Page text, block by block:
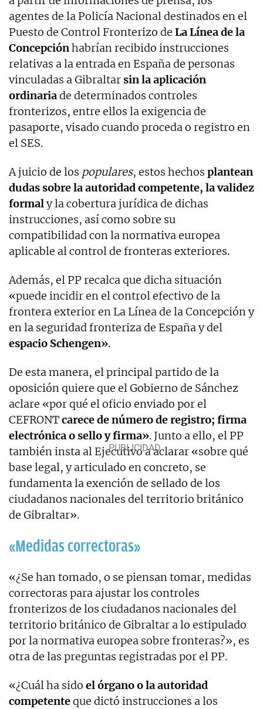
agentes de la Policía Nacional destinados en el
Puesto de Control Fronterizo de La Línea de la
Concepciónhabrían recibido instrucciones
relativas a la entrada en España de personas
vinculadas a Gibraltarsin la aplicación
ordinariade determinados controles
fronterizos, entre ellos la exigencia de
pasaporte, visado cuando proceda o registro en
el SES.
A juicio de los populares, estos hechos plantean
dudas sobre la autoridad competente, la validez
formaly la cobertura jurídica de dichas
instrucciones, así como sobre su
compatibilidad con la normativa europea
aplicable al control de fronteras exteriores.
Además, el PP recalca que dicha situación
«puede incidir en el control efectivo de la
frontera exterior en La Línea de la Concepción y
en la seguridad fronteriza de España y del
espacio Schengen».
De esta manera, el principal partido de la
oposición quiere que el Gobierno de Sánchez
aclare «por qué el oficio enviado por el
CEFRONTcarece de número de registro; firma
electrónica o sello y firma». Junto a ello, el PP
también insta al Ejecutivo a aclarar «sobre qué
base legal, y articulado en concreto, se
fundamenta la exención de sellado de los
ciudadanos nacionales del territorio británico
de Gibraltar».
«Medidas correctoras»
«¿Se han tomado, o se piensan tomar, medidas
correctoras para ajustar los controles
fronterizos de los ciudadanos nacionales del
territorio británico de Gibraltar a lo estipulado
por la normativa europea sobre fronteras?», es
otra de las preguntas registradas por el PP.
«¿Cuál ha sido el órgano o la autoridad
competenteque dictó instrucciones a los